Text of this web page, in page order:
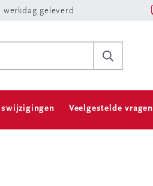
geleverd
Veelgestelde vragen